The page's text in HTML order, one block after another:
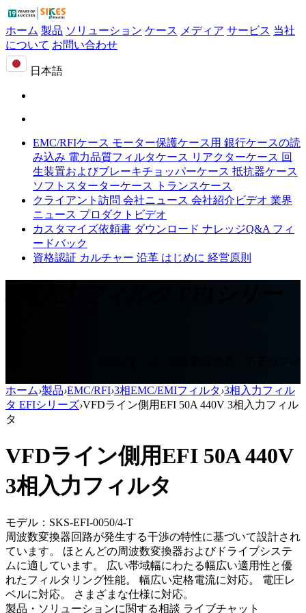
ホーム 製品 ソリューション ケース メディア サービス 当社
について お問い合わせ
日本語
EMC/RFIケース モーター保護ケース用 銀行ケースの読
み込み 電力品質フィルタケース リアクターケース 回
生装置およびブレーキチョッパーケース 抵抗器ケース
ソフトスターターケース
トランスケース
クライアント訪問 会社ニュース 会社紹介ビデオ 業界
ニュース プロダクトビデオ
カスタマイズ依頼書 ダウンロード ナレッジQ&A フィ
ードバック
資格認証 カルチャー 沿革 はじめに 経営原則
ホーム›製品›EMC/RFI›3相EMC/EMIフィルタ›3相入力フィル
タ EFIシリーズ›VFDライン側用EFI 50A 440V 3相入力フィル
タ
VFDライン側用EFI 50A 440V
3相入力フィルタ
モデル：SKS-EFI-0050/4-T
周波数変換器回路が発生する干渉の特性に基づいて設計され
ています。 ほとんどの周波数変換器およびドライブシステ
ムに適しています。 広い帯域幅にわたる幅広い適用性と優
れたフィルタリング性能。 幅広い定格電流に対応。 電圧レ
ベルに対応。 さまざまな仕様に対応。
製品・ソリューションに関する相談 ライブチャット